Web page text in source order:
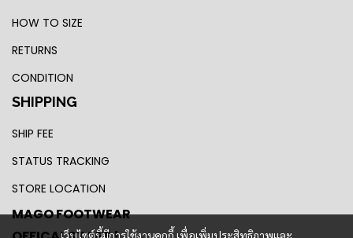
เว็บไซต์นี้มีการใช้งานคุกกี้ เพื่อเพิ่มประสิทธิภาพและ
HOW TO SIZE
RETURNS
CONDITION
SHIPPING
SHIP FEE
STATUS TRACKING
STORE LOCATION
MAGO FOOTWEAR